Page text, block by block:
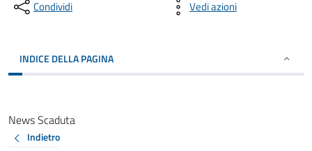
Condividi Vedi azioni
INDICE DELLA PAGINA
News Scaduta
Indietro